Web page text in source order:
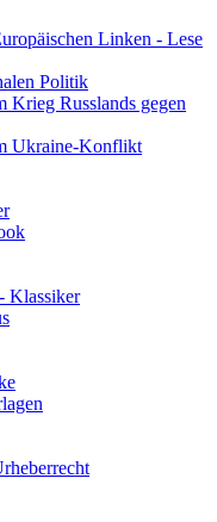
Linken - Lese
Politik
Krieg Russlands gegen
Ukraine-Konflikt
Klassiker